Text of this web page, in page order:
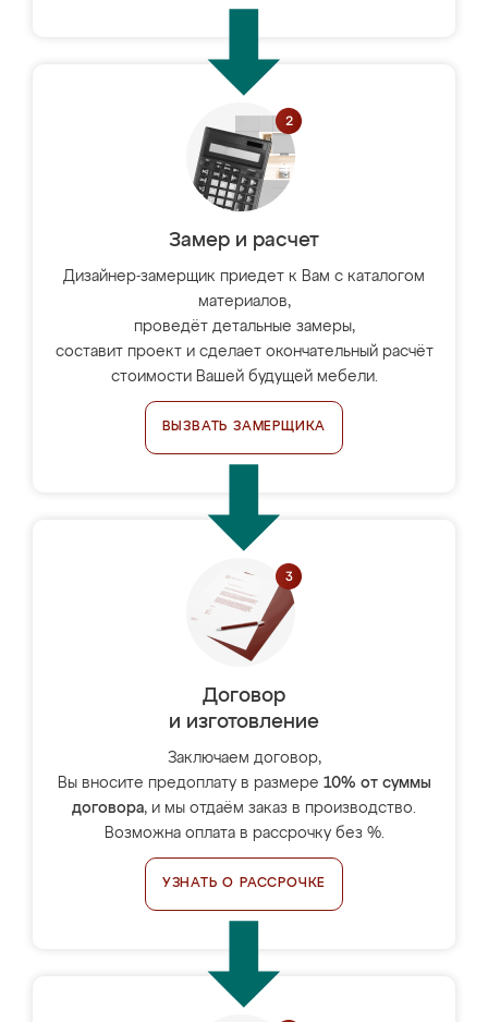
Замер и расчет
Дизайнер-замерщик приедет к Вам с каталогом
материалов,
проведёт детальные замеры,
составит проект и сделает окончательный расчёт
стоимости Вашей будущей мебели.
ВЫЗВАТЬ ЗАМЕРЩИКА
Договор
и изготовление
Заключаем договор,
Вы вносите предоплату в размере 10% от суммы
договора, и мы отдаём заказ в производство.
Возможна оплата в рассрочку без %.
УЗНАТЬ О РАССРОЧКЕ